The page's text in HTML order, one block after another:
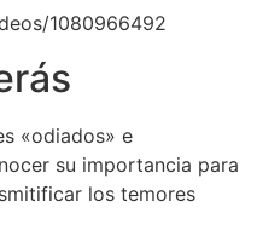
1080966492
«odiados» e
su importancia para
los temores